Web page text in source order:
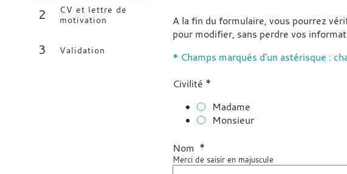
2
CV et lettre de
motivation
3 Validation
A la fin du formulaire, vous pourrez
pour modifier, sans perdre vos
* Champs marqués d'un astérisque :
Civilité *
Madame
Monsieur
Nom *
Merci de saisir en majuscule